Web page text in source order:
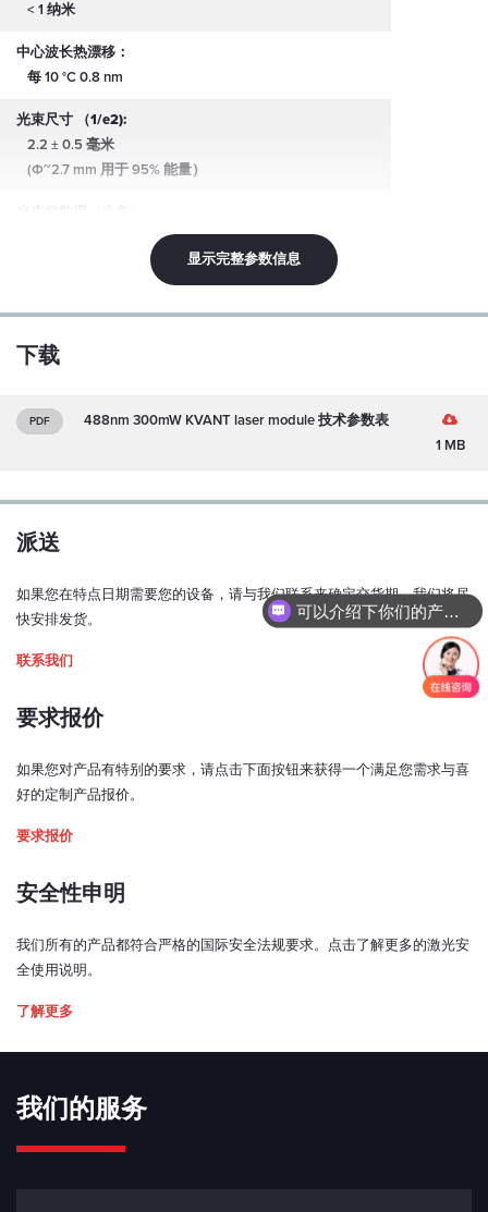
< 1 纳米
中心波长热漂移：
每 10 °C 0.8 nm
光束尺寸 （1/e2):
2.2 ± 0.5 毫米
(Φ~2.7 mm 用于 95% 能量）
极化比：
偏振方位公差：
± 5 度
单横向、多纵模式
M2（水平/垂直）：
功率稳定性（超过 1 小时，连续运行，预热后和 ±3°C）：
< ±100 µrad
< ±1 毫米
< ±1 度
预热时间：
激光功率控制模式：
模拟、TTL、USB、电位计
模拟输入信号：
0 - 0.8 V：低
显示完整参数信息
下载
PDF
488nm 300mW KVANT laser module 技术参数表
1 MB
派送
如果您在特点日期需要您的设备，请与我们联系来确定交货期。我们将尽
快安排发货。
联系我们
要求报价
如果您对产品有特别的要求，请点击下面按钮来获得一个满足您需求与喜
好的定制产品报价。
要求报价
安全性申明
我们所有的产品都符合严格的国际安全法规要求。点击了解更多的激光安
全使用说明。
了解更多
我们的服务
可以介绍下你们的产品么？